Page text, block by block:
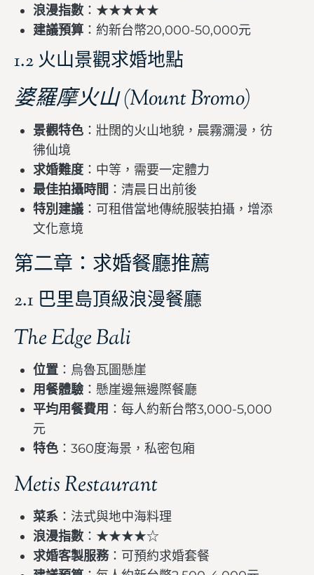
浪漫指數：★★★★★
建議預算 ：約新台幣20,000-50,000元
1.2 火山景觀求婚地點
婆羅摩火山 (Mount Bromo)
景觀特色 ：壯闊的火山地貌，晨霧瀰漫，彷
彿仙境
求婚難度 ：中等，需要一定體力
最佳拍攝時間 ：清晨日出前後
特別建議 ：可租借當地傳統服裝拍攝，增添
文化意境
第二章：求婚餐廳推薦
2.1 巴里島頂級浪漫餐廳
The Edge Bali
位置 ：烏魯瓦圖懸崖
用餐體驗 ：懸崖邊無邊際餐廳
平均用餐費用 ：每人約新台幣3,000-5,000
元
特色 ：360度海景，私密包廂
Metis Restaurant
菜系 ：法式與地中海料理
浪漫指數：★★★★☆
求婚客製服務：可預約求婚套餐